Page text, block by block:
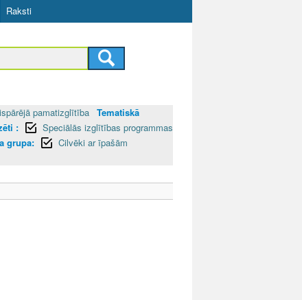
Raksti
pamatizglītība Tematiskā
:
Speciālās izglītības programmas
grupa:
Cilvēki ar īpašām